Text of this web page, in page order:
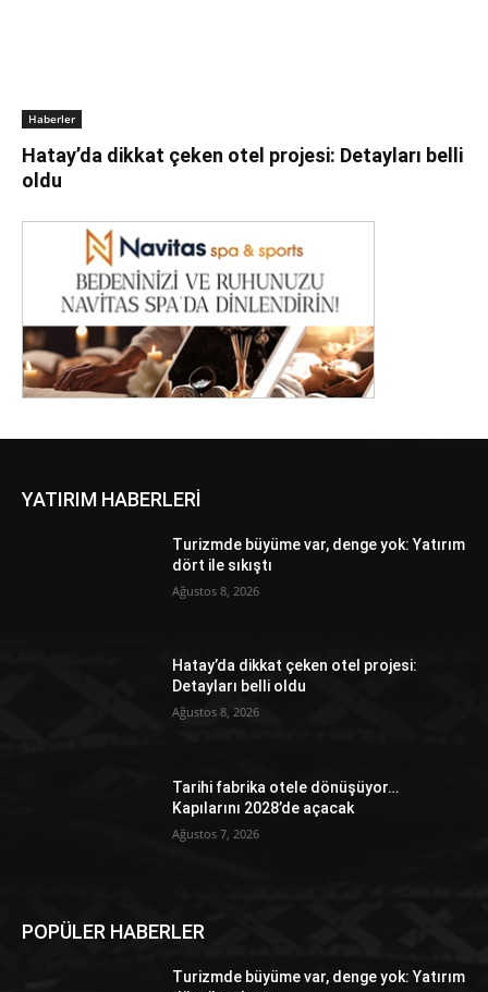
Haberler
Hatay’da dikkat çeken otel projesi: Detayları belli
oldu
YATIRIM HABERLERİ
Turizmde büyüme var, denge yok: Yatırım
dört ile sıkıştı
Ağustos 8, 2026
Hatay’da dikkat çeken otel projesi:
Detayları belli oldu
Ağustos 8, 2026
Tarihi fabrika otele dönüşüyor…
Kapılarını 2028’de açacak
Ağustos 7, 2026
POPÜLER HABERLER
Turizmde büyüme var, denge yok: Yatırım